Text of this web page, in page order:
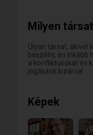
Milyen
Olyan társat, akivel
beszélni, én inkább
a konfliktusokat és
jogászok kizárva!
Képek